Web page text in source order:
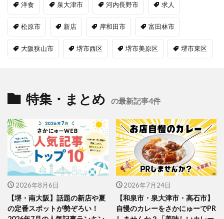
洋食 泉大津市 河内長野市 求人
松原市 新店 岸和田市 富田林市
大阪狭山市 堺市西区 堺市美原区 堺市東区
特集・まとめ の最新記事4件
2026年8月6日
【堺・南大阪】話題の新店や夏
の定番スポットが勢ぞろい！
2026年7月24日
【和泉市・泉大津市・高石市】
自慢のカレーをさかにゅーでPR